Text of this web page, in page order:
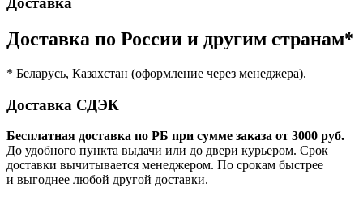
Доставка по России и другим странам*
* Беларусь, Казахстан (оформление через менеджера).
Доставка СДЭК
Бесплатная доставка по РБ при сумме заказа от 3000 руб.
До удобного пункта выдачи или до двери курьером. Срок
доставки вычитывается менеджером. По срокам быстрее
и выгоднее любой другой доставки.